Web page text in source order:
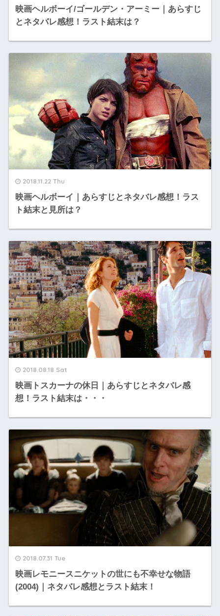
映画ヘルボーイ/ゴールデン・アーミー｜あらすじ
とネタバレ感想！ラスト結末は？
2018.11.22 Thu
映画ヘルボーイ｜あらすじとネタバレ感想！ラス
ト結末と見所は？
2018.08.18 Sat
映画トスカーナの休日｜あらすじとネタバレ感
想！ラスト結末は・・・
2018.07.31 Tue
映画レモニースニケットの世にも不幸せな物語
(2004)｜ネタバレ感想とラスト結末！